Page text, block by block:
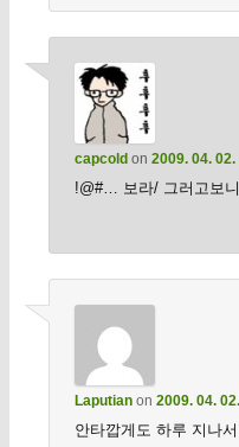
capcold on 2009. 04.
!@#… 보라/ 그러고보니
Laputianon 2009. 04.
안타깝게도 하루 지나